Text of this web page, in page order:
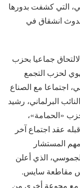
التي كشفت بدورها
انشقاق في
جماعيا بحزب
لحزب التجمع
اجتماعا مع الصناع
البرلماني، رشيد
«الحمامة»،
عقد اجتماع آخر
المستشار
الذي أعلن
مقاطعة سايس.
مع مجوعة أخرى من